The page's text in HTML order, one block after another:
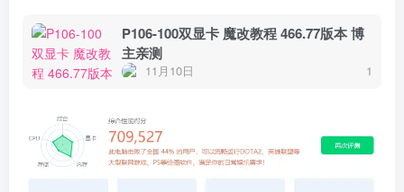
P106-100双显卡 魔改教程 466.77版本 博
主亲测
11月10日 1